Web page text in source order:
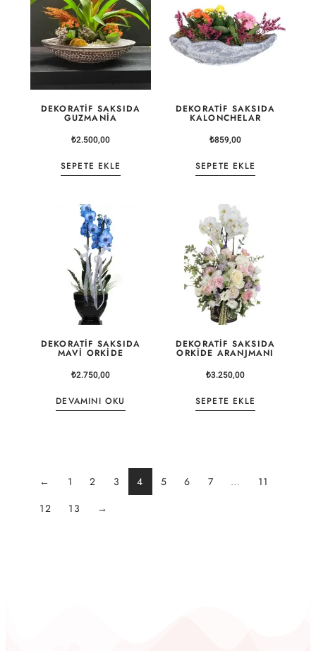
DEKORATIF SAKSIDA
GUZMANIA
₺2.500,00
SEPETE EKLE
DEKORATIF SAKSIDA
KALONCHELAR
₺859,00
SEPETE EKLE
DEKORATIF SAKSIDA
MAVI ORKIDE
₺2.750,00
DEVAMINI OKU
DEKORATIF SAKSIDA
ORKIDE ARANJMANI
₺3.250,00
SEPETE EKLE
← 1 2 3 4 5 6 7 …
11
12
13 →